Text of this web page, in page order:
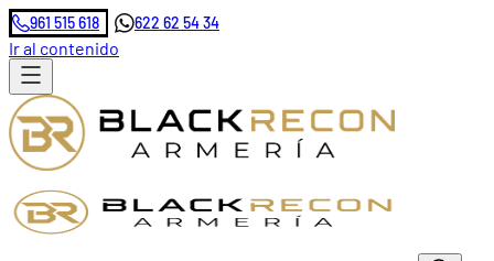
961 515 618 622 62 54 34
Ir al contenido